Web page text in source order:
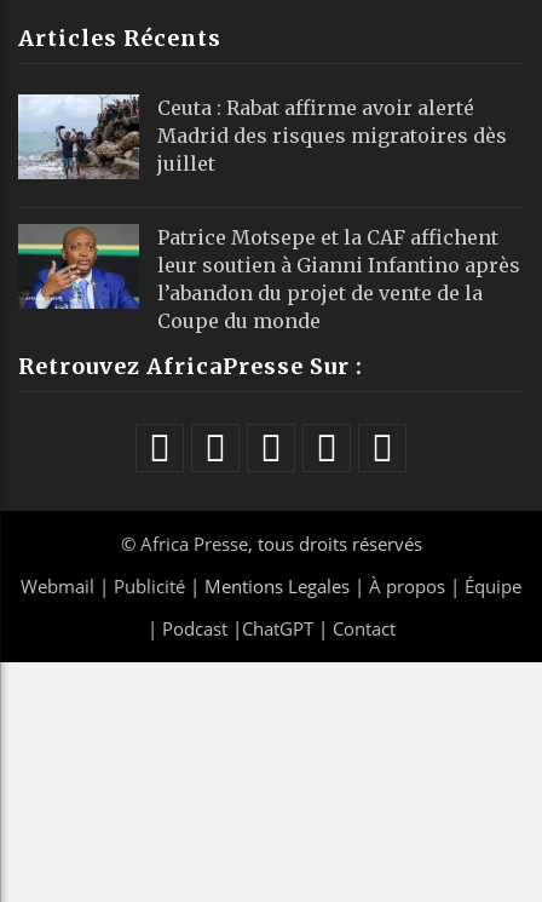
Articles Récents
Ceuta : Rabat affirme avoir alerté
Madrid des risques migratoires dès
juillet
Patrice Motsepe et la CAF affichent
leur soutien à Gianni Infantino après
l’abandon du projet de vente de la
Coupe du monde
Retrouvez AfricaPresse Sur :
© Africa Presse, tous droits réservés
Webmail | Publicité | Mentions Legales | À propos | Équipe
| Podcast| ChatGPT| Contact